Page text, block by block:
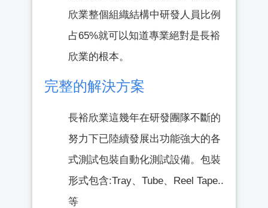
欣業整個組織結構中研發人員比例
占65%就可以知道專業絕對是長裕
欣業的根本。
完整的解決方案
長裕欣業這幾年在研發團隊不斷的
努力下已陸續發展出功能強大的各
式測試包裝自動化測試設備。包裝
形式包含:Tray、Tube、Reel Tape..
等